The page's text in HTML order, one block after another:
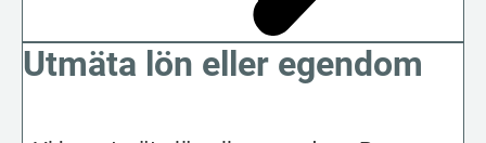
Utmäta lön eller egendom